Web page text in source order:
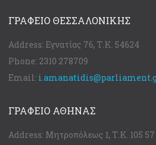
ΓΡΑΦΕΊΟ ΘΕΣΣΑΛΟΝΊΚΗΣ
Address: Εγνατίας 76, Τ.Κ. 54624
Phone: 2310 278709
Email:
ΓΡΑΦΕΊΟ ΑΘΉΝΑΣ
Address: Μητροπόλεως 1, Τ.Κ. 105 57